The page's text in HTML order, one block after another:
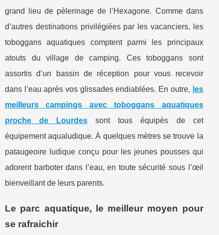
grand lieu de pèlerinage de l’Hexagone. Comme dans
d’autres destinations privilégiées par les vacanciers, les
toboggans aquatiques comptent parmi les principaux
atouts du village de camping. Ces toboggans sont
assortis d’un bassin de réception pour vous recevoir
dans l’eau après vos glissades endiablées. En outre, les
meilleurs campings avec toboggans aquatiques
proche de Lourdes sont tous équipés de cet
équipement aqualudique. À quelques mètres se trouve la
pataugeoire ludique conçu pour les jeunes pousses qui
adorent barboter dans l’eau, en toute sécurité sous l’œil
bienveillant de leurs parents.
Le parc aquatique, le meilleur moyen pour
se rafraichir